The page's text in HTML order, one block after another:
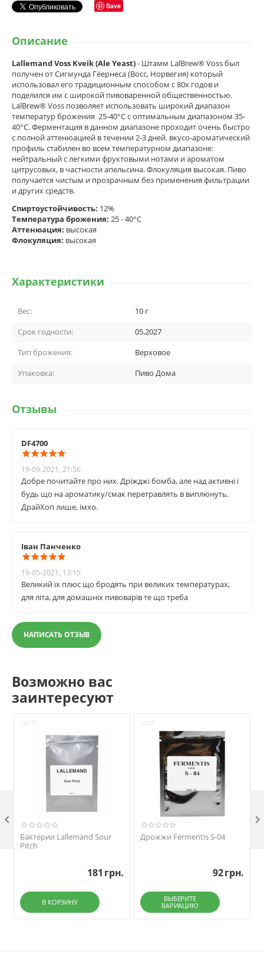
Save
Описание
Lallemand Voss Kveik (Ale Yeast)- Штамм LalBrew® Voss был
получен от Сигмунда Гёернеса (Восс, Норвегия) который
использовал его традиционным способом с 80х годов и
поделился им с широкой пивоваренной общественностью.
LalBrew® Voss позволяет использовать широкий диапазон
температур брожения 25-40°C с оптимальным диапазоном 35-
40°C. Ферментация в данном диапазоне проходит очень быстро
с полной аттенюацией в течении 2-3 дней. вкусо-ароматический
профиль стабилен во всем температурном диапазоне:
нейтральный с легкими фруктовыми нотами и ароматом
цитрусовых, в частности апельсина. Флокуляция высокая. Пиво
получается чистым и прозрачным без применения фильтрации
и других средств.
Спиртоустойчивость: 12%
Температура брожения: 25 - 40°С
Аттенюация: высокая
Флокуляция: высокая
Характеристики
Вес:
10 г
Срок годности:
05.2027
Тип брожения:
Верховое
Упаковка:
Пиво Дома
Отзывы
DF4700
19-09-2021, 21:56
Добре почитайте про них. Дріжджі бомба, але над активні і
будь що на ароматику/смак перетравлять в виплюнуть.
ДрайХоп лише, імхо.
Іван Панченко
19-05-2021, 13:15
Великий їх плюс що бродять при великих температурах,
для літа, для домашніх пивоварів те що треба
НАПИСАТЬ ОТЗЫВ
Возможно вас
заинтересуют
16177
Бактерии Lallemand Sour
Pitch
181 грн.
В КОРЗИНУ
2707
Дрожжи Fermentis S-04
92грн.
ВЫБЕРИТЕ
ВАРИАЦИЮ
 